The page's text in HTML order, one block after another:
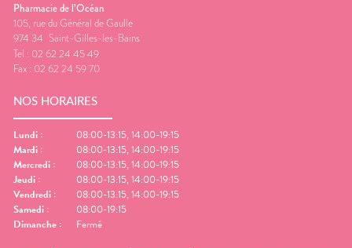
Pharmacie de l’Océan
105, rue du Général de Gaulle
974 34 Saint-Gilles-les-Bains
Tel : 02 62 24 45 49
Fax : 02 62 24 59 70
NOS HORAIRES
Lundi :
08:00-13:15, 14:00-19:15
Mardi :
08:00-13:15, 14:00-19:15
Mercredi :
08:00-13:15, 14:00-19:15
Jeudi :
08:00-13:15, 14:00-19:15
Vendredi :
08:00-13:15, 14:00-19:15
Samedi :
08:00-19:15
Dimanche : Fermé